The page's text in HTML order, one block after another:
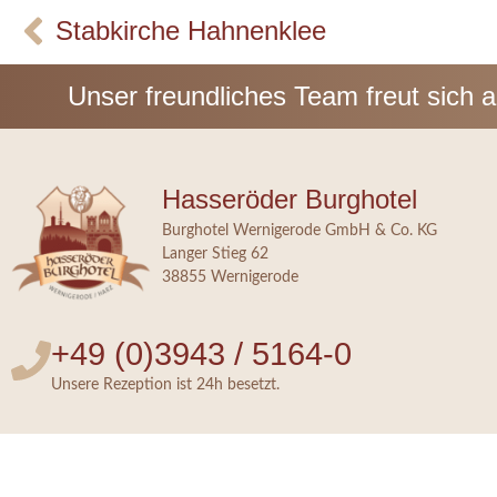
Stabkirche Hahnenklee
Unser freundliches Team freut sich
Hasseröder Burghotel
Burghotel Wernigerode GmbH & Co. KG
Langer Stieg 62
38855 Wernigerode
+49 (0)3943 / 5164-0
Unsere Rezeption ist 24h besetzt.